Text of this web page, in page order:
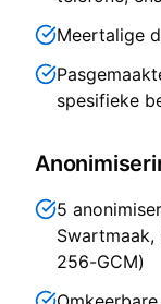
Meertalige
spesifieke
5
Swartmaak,
256-GCM)